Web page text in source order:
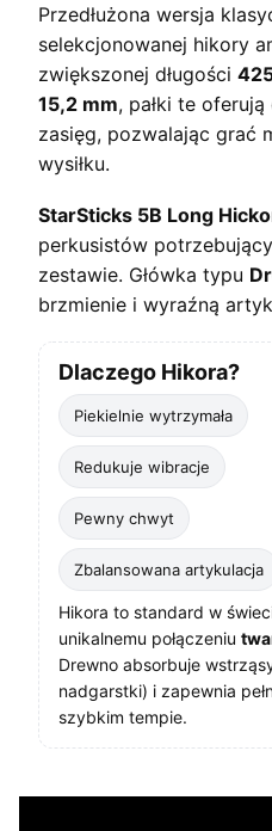
Przedłużona wersja
selekcjonowanej hikory
zwiększonej długości
15,2 mm, pałki te
zasięg, pozwalając grać
wysiłku.
StarSticks 5B Long
perkusistów
zestawie. Główka typu
brzmienie i wyraźną
Dlaczego Hikora?
Piekielnie wytrzymała
Redukuje wibracje
Pewny chwyt
Zbalansowana artykulacja
Hikora to standard w
unikalnemu połączeniu
Drewno absorbuje
nadgarstki) i zapewnia
szybkim tempie.